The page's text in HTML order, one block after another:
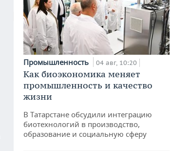
Промышленность 04 авг, 10:20
Как биоэкономика меняет
промышленность и качество
жизни
В Татарстане обсудили интеграцию
биотехнологий в производство,
образование и социальную сферу